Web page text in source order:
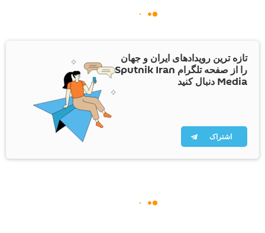
تازه ترین رویدادهای ایران و جهان
را از صفحه تلگرام Sputnik Iran
Media دنبال کنید
اشتراک